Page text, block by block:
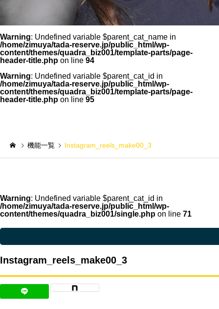
Warning: Undefined variable $parent_cat_name in
/home/zimuya/tada-reserve.jp/public_html/wp-
content/themes/quadra_biz001/template-parts/page-
header-title.php on line 94
Warning: Undefined variable $parent_cat_id in
/home/zimuya/tada-reserve.jp/public_html/wp-
content/themes/quadra_biz001/template-parts/page-
header-title.php on line 95
機能一覧 Instagram_reels_make00_3
Warning: Undefined variable $parent_cat_id in
/home/zimuya/tada-reserve.jp/public_html/wp-
content/themes/quadra_biz001/single.php on line 71
Instagram_reels_make00_3